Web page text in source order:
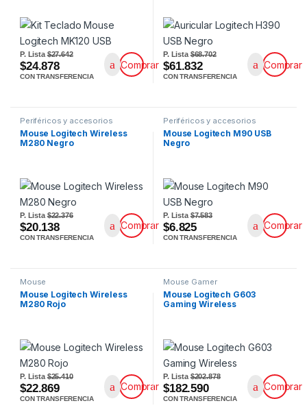
P. Lista$27.642
$24.878
CON TRANSFERENCIA
Comprar
P. Lista$68.702
$61.832
CON TRANSFERENCIA
Comprar
Periféricos y accesorios
Mouse Logitech Wireless
M280 Negro
P. Lista$22.376
$20.138
CON TRANSFERENCIA
Comprar
Periféricos y accesorios
Mouse Logitech M90 USB
Negro
P. Lista$7.583
$6.825
CON TRANSFERENCIA
Comprar
Mouse
Mouse Logitech Wireless
M280 Rojo
P. Lista$25.410
$22.869
CON TRANSFERENCIA
Comprar
Mouse Gamer
Mouse Logitech G603
Gaming Wireless
P. Lista$202.878
$182.590
CON TRANSFERENCIA
Comprar